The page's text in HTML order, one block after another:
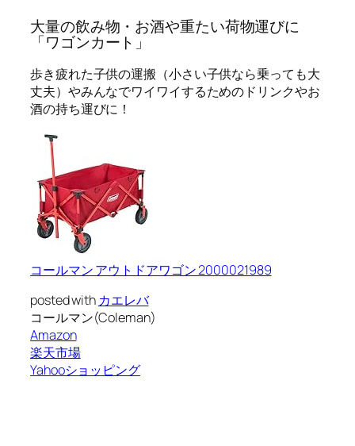
大量の飲み物・お酒や重たい荷物運びに
「ワゴンカート」
歩き疲れた子供の運搬（小さい子供なら乗っても大
丈夫）やみんなでワイワイするための ドリンクやお
酒の持ち運びに！
コールマン アウトドアワゴン 2000021989
posted with カエレバ
コールマン(Coleman)
Amazon
楽天市場
Yahooショッピング